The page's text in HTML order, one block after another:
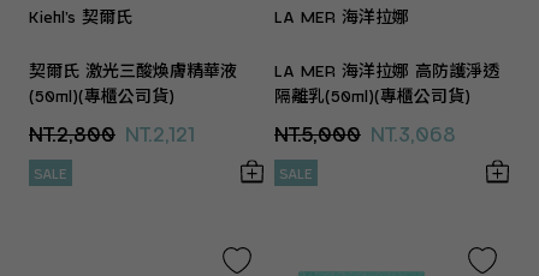
Kiehl’s 契爾氏
契爾氏 激光三酸煥膚精華液
(50ml)(專櫃公司貨)
NT.2,800 NT.2,121
SALE
LA MER 海洋拉娜
LA MER 海洋拉娜 高防護淨透
隔離乳(50ml)(專櫃公司貨)
NT.5,000 NT.3,068
SALE